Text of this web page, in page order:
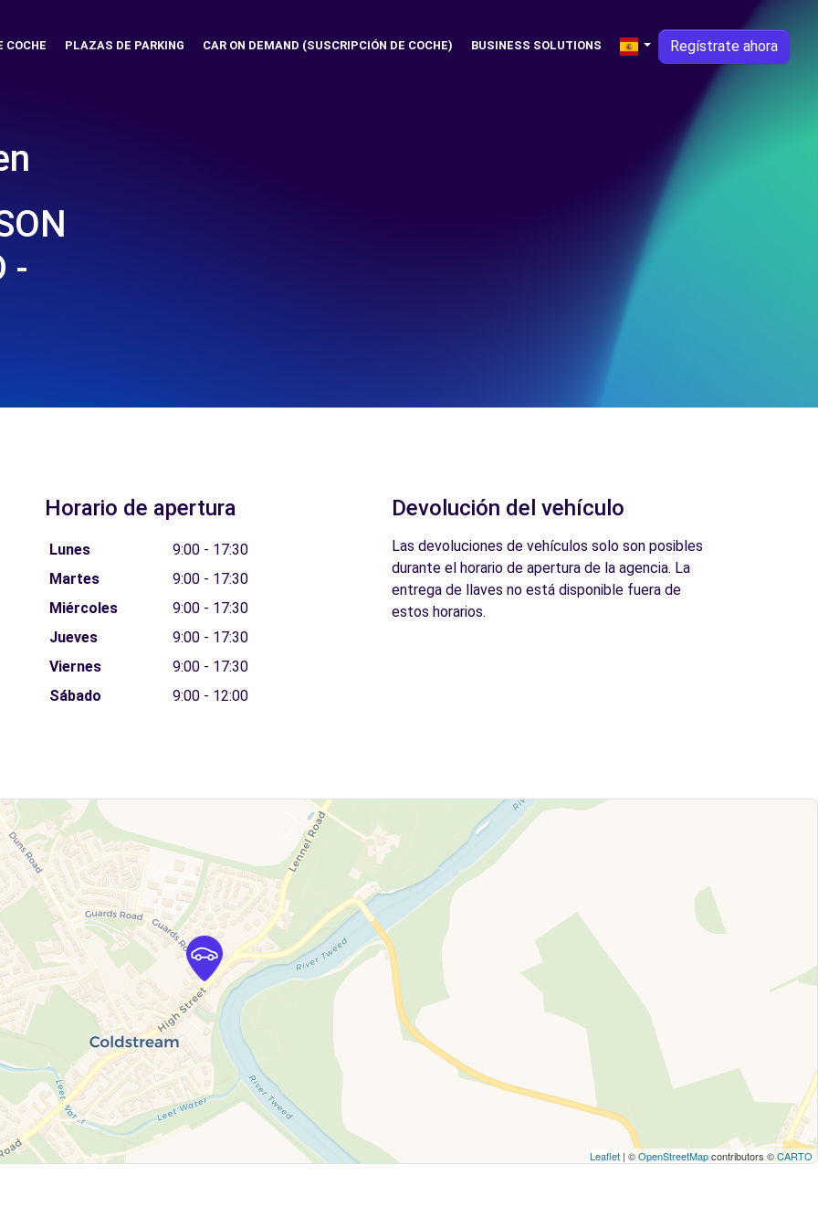
COCHE PLAZAS DE PARKING CAR ON DEMAND (SUSCRIPCIÓN DE COCHE) BUSINESS SOLUTIONS Regístrate ahora
-
Horario de apertura
Lunes
9:00 - 17:30
Martes
9:00 - 17:30
Miércoles
9:00 - 17:30
Jueves
9:00 - 17:30
Viernes
9:00 - 17:30
Sábado
9:00 - 12:00
Devolución del vehículo
Las devoluciones de vehículos solo son posibles
durante el horario de apertura de la agencia. La
entrega de llaves no está disponible fuera de
estos horarios.
Leaflet | ©OpenStreetMapcontributors ©CARTO